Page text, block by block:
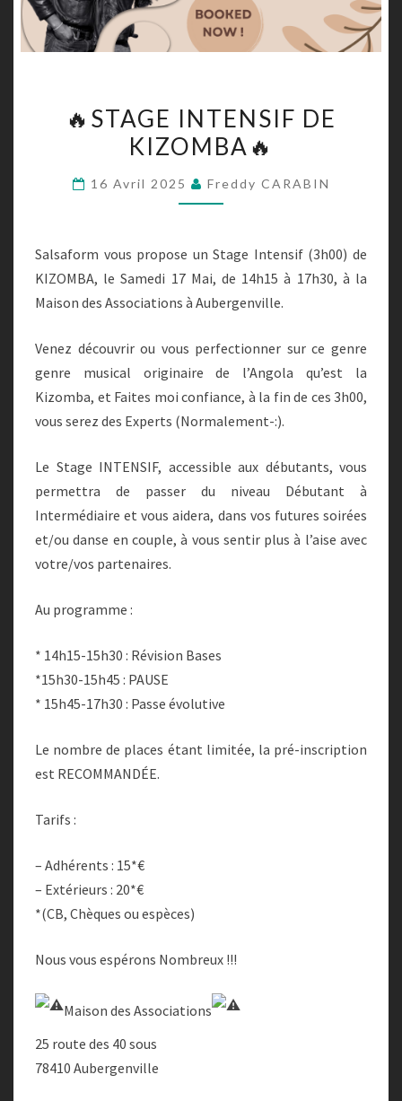
STAGE
INTENSIF
KIZOMBA
🔥STAGE INTENSIF DE
KIZOMBA🔥
16 Avril 2025 Freddy CARABIN
Salsaform vous propose un Stage Intensif (3h00) de
KIZOMBA, le Samedi 17 Mai, de 14h15 à 17h30, à la
Maison des Associations à Aubergenville.
Venez découvrir ou vous perfectionner sur ce genre
genre musical originaire de l’Angola qu’est la
Kizomba, et Faites moi confiance, à la fin de ces 3h00,
vous serez des Experts (Normalement-:).
Le Stage INTENSIF, accessible aux débutants, vous
permettra de passer du niveau Débutant à
Intermédiaire et vous aidera, dans vos futures soirées
et/ou danse en couple, à vous sentir plus à l’aise avec
votre/vos partenaires.
Au programme :
* 14h15-15h30 : Révision Bases
*15h30-15h45 : PAUSE
* 15h45-17h30 : Passe évolutive
Le nombre de places étant limitée, la pré-inscription
est RECOMMANDÉE.
Tarifs :
– Adhérents : 15*€
– Extérieurs : 20*€
*(CB, Chèques ou espèces)
Nous vous espérons Nombreux !!!
Maison des Associations
25 route des 40 sous
78410 Aubergenville